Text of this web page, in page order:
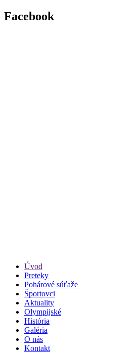
Facebook
Úvod
Preteky
Pohárové súťaže
Športovci
Aktuality
Olympijské
História
Galéria
O nás
Kontakt